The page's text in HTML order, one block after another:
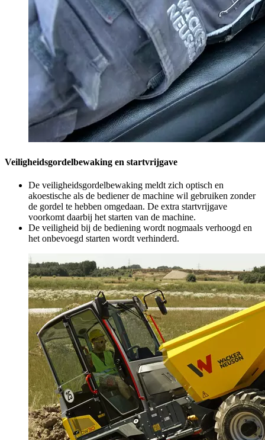
Veiligheidsgordelbewaking en startvrijgave
De veiligheidsgordelbewaking meldt zich optisch en
akoestische als de bediener de machine wil gebruiken zonder
de gordel te hebben omgedaan. De extra startvrijgave
voorkomt daarbij het starten van de machine.
De veiligheid bij de bediening wordt nogmaals verhoogd en
het onbevoegd starten wordt verhinderd.